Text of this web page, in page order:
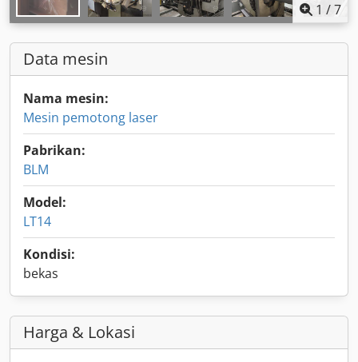
1 /7
Data mesin
Nama mesin:
Mesin pemotong laser
Pabrikan:
BLM
Model:
LT14
Kondisi:
bekas
Harga & Lokasi